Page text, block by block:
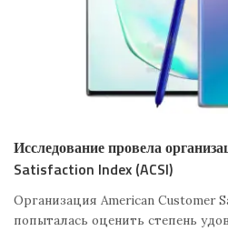
Исследование провела
Satisfaction Index (ACSI)
Организация American Customer
попыталась оценить степень